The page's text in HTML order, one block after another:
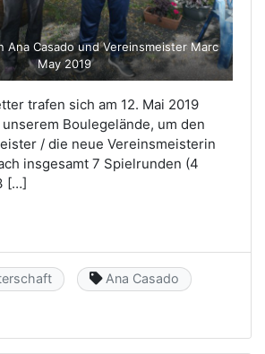
Ana Casado und Vereinsmeister Marc
May 2019
trafen sich am 12. Mai 2019
Boulegelände, um den
/ die neue Vereinsmeisterin
insgesamt 7 Spielrunden (4
[…]
Keyword
Ana Casado